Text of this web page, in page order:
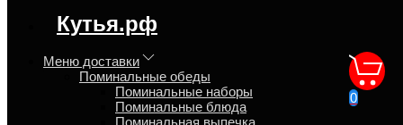
Синтаксическая ошибка в блоке
speed_kutya.top_banner_content
Кутья.рф
Меню доставки
Поминальные обеды
Поминальные наборы
Поминальные блюда
Поминальная выпечка
0
Как приготовить кутью из
риса? Рецепт